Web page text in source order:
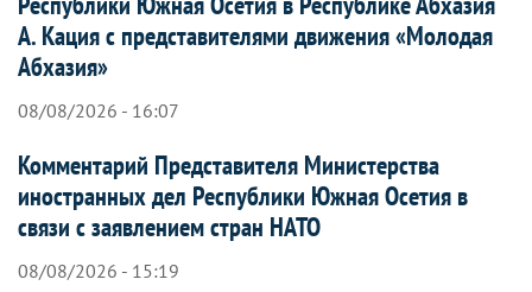
А. Кация с представителями движения «Молодая
Абхазия»
08/08/2026 - 16:07
Комментарий Представителя Министерства
иностранных дел Республики Южная Осетия в
связи с заявлением стран НАТО
08/08/2026 - 15:19